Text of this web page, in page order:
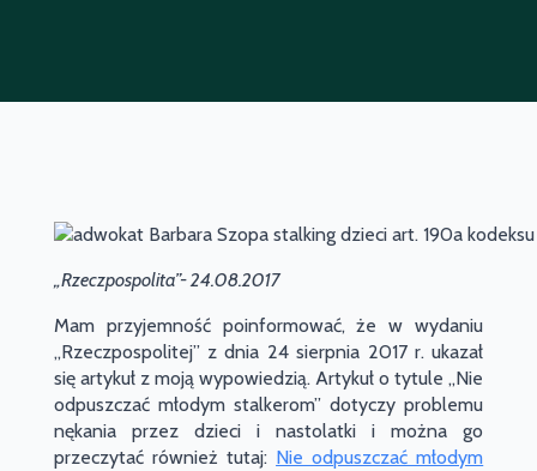
„Rzeczpospolita”- 24.08.2017
Mam przyjemność poinformować, że w wydaniu
„Rzeczpospolitej” z dnia 24 sierpnia 2017 r. ukazał
się artykuł z moją wypowiedzią. Artykuł o tytule „Nie
odpuszczać młodym stalkerom” dotyczy problemu
nękania przez dzieci i nastolatki i można go
przeczytać również tutaj: Nie odpuszczać młodym